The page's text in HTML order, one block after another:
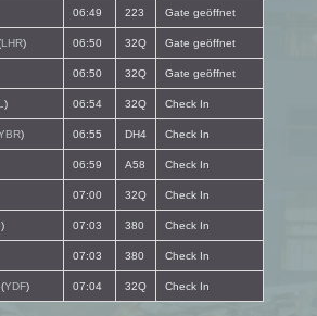
06:49 223 Gate geöffnet
LHR) 06:50 32Q Gate geöffnet
06:50 32Q Gate geöffnet
) 06:54 32Q Check In
) 06:55 DH4 Check In
06:59 A58 Check In
07:00 32Q Check In
) 07:03 380 Check In
07:03 380 Check In
YDF) 07:04 32Q Check In